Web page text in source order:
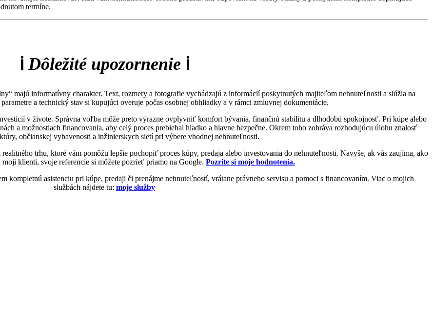
termíne.
ℹ️ Dôležité upozornenieℹ️
majú informatívny charakter. Text, rozmery a fotografie vychádzajú z informácií poskytnutých majiteľom nehnuteľnosti a slúžia na
a technický stav si kupujúci overuje počas osobnej obhliadky a v rámci zmluvnej dokumentácie.
v živote. Správna voľba môže preto výrazne ovplyvniť komfort bývania, finančnú stabilitu a dlhodobú spokojnosť. Pri kúpe alebo
a možnostiach financovania, aby celý proces prebiehal hladko a hlavne bezpečne. Okrem toho zohráva rozhodujúcu úlohu znalosť
občianskej vybavenosti a inžinierskych sietí pri výbere vhodnej nehnuteľnosti.
trhu, ktoré vám pomôžu lepšie pochopiť proces kúpy, predaja alebo investovania do nehnuteľnosti. Navyše, ak vás zaujíma, ako
moji klienti, svoje referencie si môžete pozrieť priamo na Google. Pozrite si moje hodnotenia.
asistenciu pri kúpe, predaji či prenájme nehnuteľností, vrátane právneho servisu a pomoci s financovaním. Viac o mojich
službách nájdete tu: moje služby